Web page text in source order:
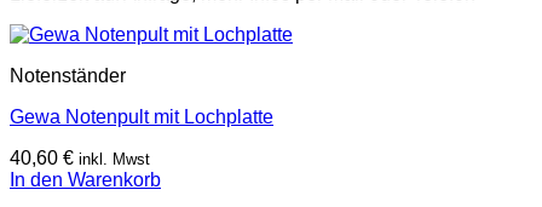
Notenständer
Gewa Notenpult mit Lochplatte
40,60 € inkl. Mwst
In den Warenkorb